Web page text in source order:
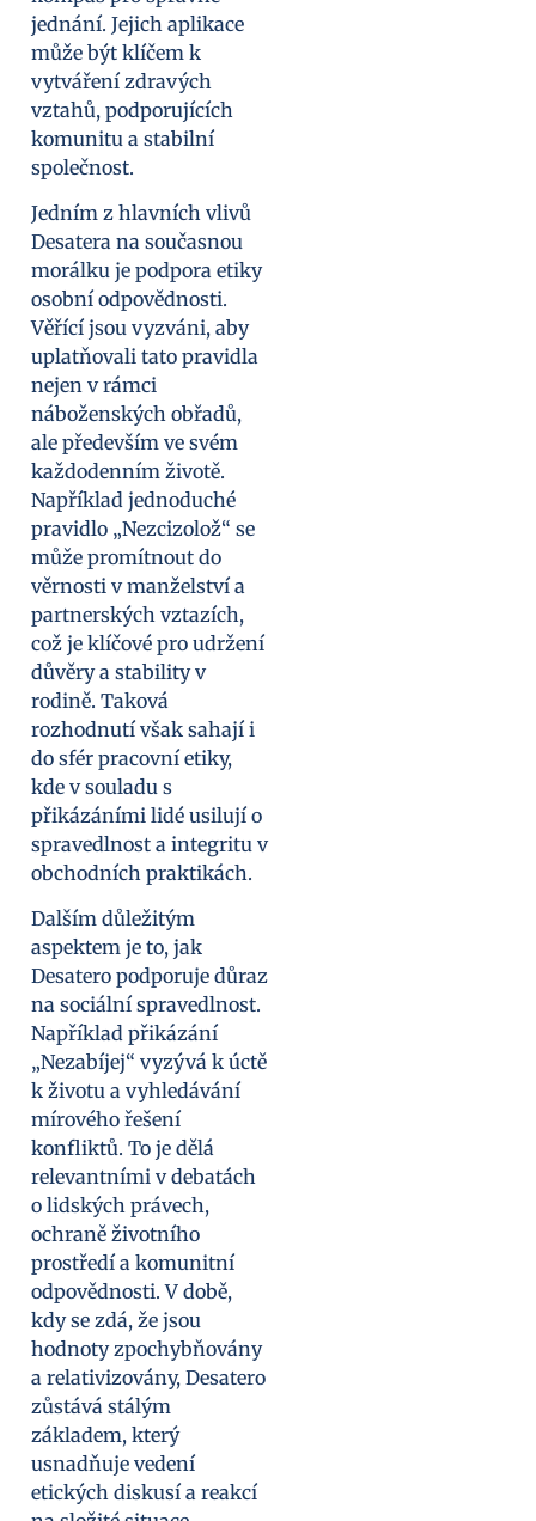
jednání. Jejich aplikace
může být klíčem k
vytváření zdravých
vztahů, podporujících
komunitu a stabilní
společnost.
Jedním z hlavních vlivů
Desatera na současnou
morálku je podpora etiky
osobní odpovědnosti.
Věřící jsou vyzváni, aby
uplatňovali tato pravidla
nejen v rámci
náboženských obřadů,
ale především ve svém
každodenním životě.
Například jednoduché
pravidlo „Nezcizolož“ se
může promítnout do
věrnosti v manželství a
partnerských vztazích,
což je klíčové pro udržení
důvěry a stability v
rodině. Taková
rozhodnutí však sahají i
do sfér pracovní etiky,
kde v souladu s
přikázáními lidé usilují o
spravedlnost a integritu v
obchodních praktikách.
Dalším důležitým
aspektem je to, jak
Desatero podporuje důraz
na sociální spravedlnost.
Například přikázání
„Nezabíjej“ vyzývá k úctě
k životu a vyhledávání
mírového řešení
konfliktů. To je dělá
relevantními v debatách
o lidských právech,
ochraně životního
prostředí a komunitní
odpovědnosti. V době,
kdy se zdá, že jsou
hodnoty zpochybňovány
a relativizovány, Desatero
zůstává stálým
základem, který
usnadňuje vedení
etických diskusí a reakcí